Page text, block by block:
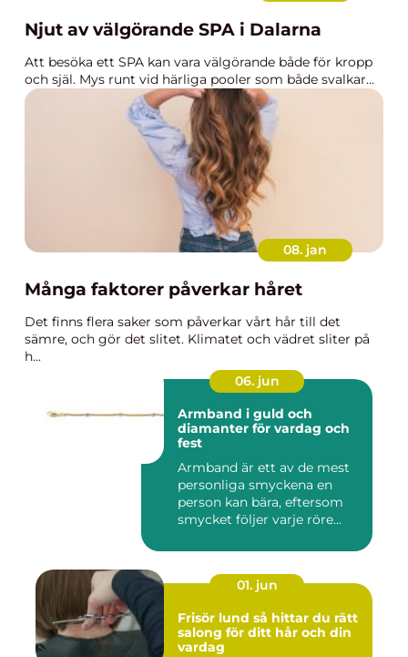
Njut av välgörande SPA i Dalarna
Att besöka ett SPA kan vara välgörande både för kropp
och själ. Mys runt vid härliga pooler som både svalkar...
08. jan
Många faktorer påverkar håret
Det finns flera saker som påverkar vårt hår till det
sämre, och gör det slitet. Klimatet och vädret sliter på
h...
06. jun
Armband i guld och
diamanter för vardag och
fest
Armband är ett av de mest
personliga smyckena en
person kan bära, eftersom
smycket följer varje röre...
01. jun
Frisör lund så hittar du rätt
salong för ditt hår och din
vardag